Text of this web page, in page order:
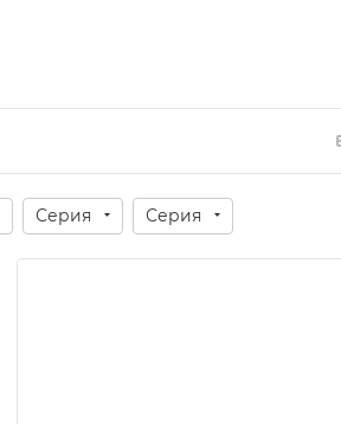
Серия Серия